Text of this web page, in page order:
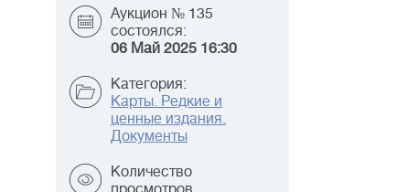
Аукцион № 135
состоялся:
06 Май 2025 16:30
Категория:
Карты. Редкие и
ценные издания.
Документы
Количество